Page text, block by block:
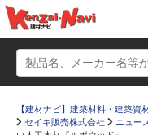
【建材ナビ】建築材料・建築資
セイキ販売株式会社
ニュー